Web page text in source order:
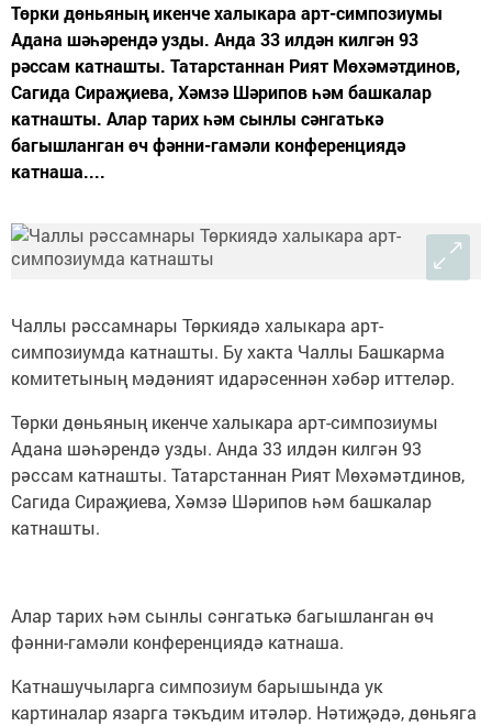
Төрки дөньяның икенче халыкара арт-симпозиумы
Адана шәһәрендә узды. Анда 33 илдән килгән 93
рәссам катнашты. Татарстаннан Рият Мөхәмәтдинов,
Сагида Сираҗиева, Хәмзә Шәрипов һәм башкалар
катнашты. Алар тарих һәм сынлы сәнгатькә
багышланган өч фәнни-гамәли конференциядә
катнаша....
Чаллы рәссамнары Төркиядә халыкара арт-
симпозиумда катнашты. Бу хакта Чаллы Башкарма
комитетының мәдәният идарәсеннән хәбәр иттеләр.
Төрки дөньяның икенче халыкара арт-симпозиумы
Адана шәһәрендә узды. Анда 33 илдән килгән 93
рәссам катнашты. Татарстаннан Рият Мөхәмәтдинов,
Сагида Сираҗиева, Хәмзә Шәрипов һәм башкалар
катнашты.
Алар тарих һәм сынлы сәнгатькә багышланган өч
фәнни-гамәли конференциядә катнаша.
Катнашучыларга симпозиум барышында ук
картиналар язарга тәкъдим итәләр. Нәтиҗәдә, дөньяга